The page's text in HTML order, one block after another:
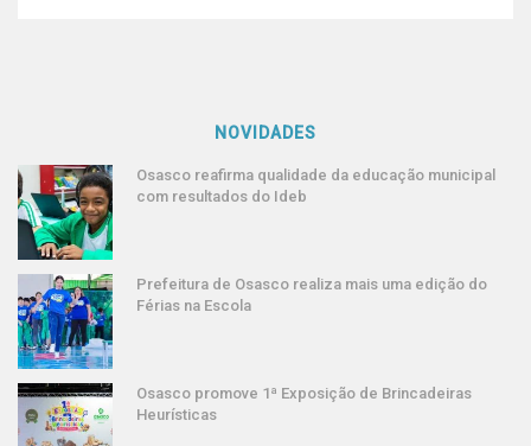
NOVIDADES
Osasco reafirma qualidade da educação municipal
com resultados do Ideb
Prefeitura de Osasco realiza mais uma edição do
Férias na Escola
Osasco promove 1ª Exposição de Brincadeiras
Heurísticas